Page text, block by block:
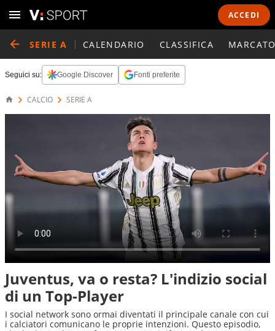
ACCEDI
SERIE A CALENDARIO CLASSIFICA
Seguici su: Google Discover Fonti preferite
CALCIO SERIE A
Juventus, va o resta? L'indizio social
di un Top-Player
I social network sono ormai diventati il principale canale con cui
i calciatori comunicano le proprie intenzioni. Questo episodio,